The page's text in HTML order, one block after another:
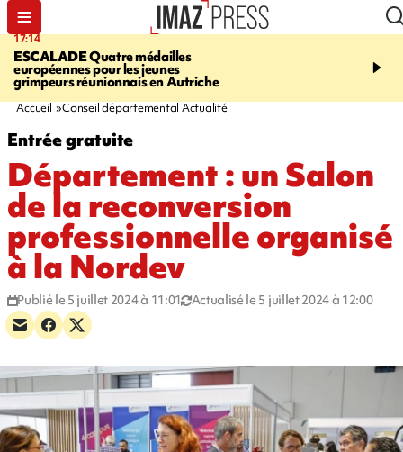
17:14
ESCALADEQuatre médailles
européennes pour les jeunes
grimpeurs réunionnais en Autriche
20:46
rencontre Stop VIF,
Accueil Conseil départemental Actualité
Entrée gratuite
Département : un Salon
de la reconversion
professionnelle organisé
à la Nordev
Publié le 5 juillet 2024 à 11:01 Actualisé le 5 juillet 2024 à 12:00